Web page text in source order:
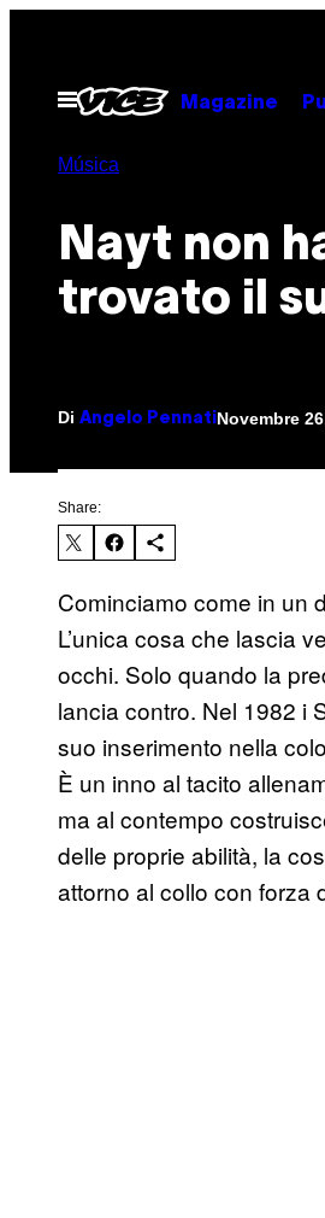
contenuto
Apri
Magazine
Música
Nayt non
trovato il
Di Angelo Pennati Novembre
Share:
Cominciamo come in un
L’unica cosa che lascia
occhi. Solo quando la
lancia contro. Nel 1982 i
suo inserimento nella
È un inno al tacito
ma al contempo
delle proprie abilità, la
attorno al collo con forza